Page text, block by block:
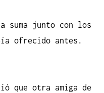
suma junto con los
ofrecido antes.
que otra amiga de